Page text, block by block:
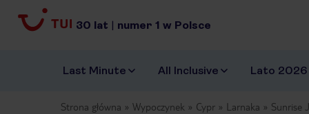
30 lat | numer 1 w Polsce
Last Minute All Inclusive Lato 2026
Strona główna Wypoczynek Cypr Larnaka Sunrise